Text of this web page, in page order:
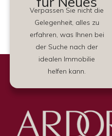
Verpassen Sie nicht die
Gelegenheit, alles zu
erfahren, was Ihnen bei
der Suche nach der
idealen Immobilie
helfen kann.